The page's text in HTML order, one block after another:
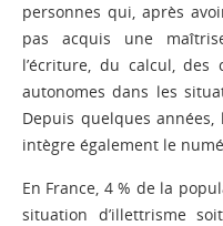
personnes qui, après
pas acquis une
l’écriture, du calcul, des
autonomes dans les
Depuis quelques
intègre également le
En France, 4 % de la
situation d’illettrisme